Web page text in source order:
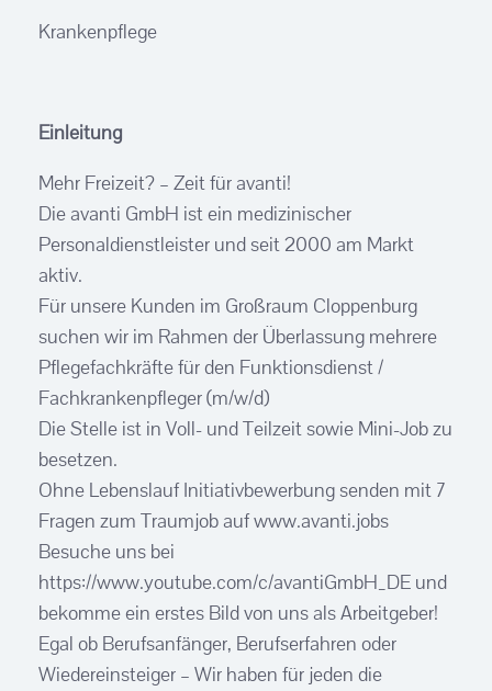
Krankenpflege
Einleitung
Mehr Freizeit? – Zeit für avanti!
Die avanti GmbH ist ein medizinischer
Personaldienstleister und seit 2000 am Markt
aktiv.
Für unsere Kunden im Großraum Cloppenburg
suchen wir im Rahmen der Überlassung mehrere
Pflegefachkräfte für den Funktionsdienst /
Fachkrankenpfleger (m/w/d)
Die Stelle ist in Voll- und Teilzeit sowie Mini-Job zu
besetzen.
Ohne Lebenslauf Initiativbewerbung senden mit 7
Fragen zum Traumjob auf www.avanti.jobs
Besuche uns bei
https://www.youtube.com/c/avantiGmbH_DE und
bekomme ein erstes Bild von uns als Arbeitgeber!
Egal ob Berufsanfänger, Berufserfahren oder
Wiedereinsteiger – Wir haben für jeden die